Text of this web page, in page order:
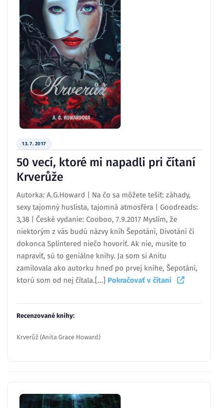
13. 7. 2017
50 vecí, ktoré mi napadli pri čítaní
Krverůže
Autorka: A.G.Howard | Na čo sa môžete tešiť: záhady,
sexy tajomný huslista, tajomná atmosféra | Goodreads:
3,38 | České vydanie: Cooboo, 7.9.2017 Myslím, že
niektorým z vás budú názvy kníh Šepotání, Divotání či
dokonca Splintered niečo hovoriť. Ak nie, musíte to
napraviť, sú to geniálne knihy. Ja som si Anitu
zamilovala ako autorku hneď po prvej knihe, Šepotání,
ktorú som od nej čítala.[...] Pokračovať v čítaní
Recenzované knihy:
Krverůž (Anita Grace Howard)